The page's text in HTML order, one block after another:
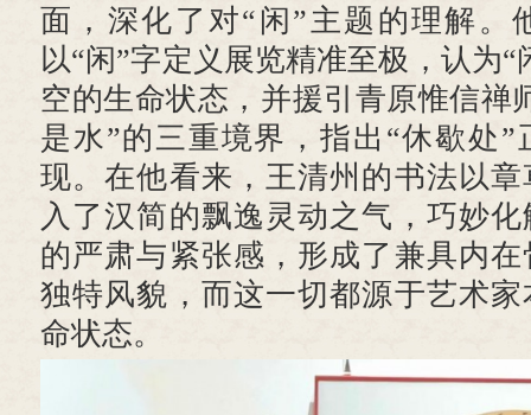
面，深化了对“闲”主题的理解。
以“闲”字定义展览精准至极，认为
空的生命状态，并援引青原惟信禅
是水”的三重境界，指出“休歇处”
现。在他看来，王清州的书法以
入了汉简的飘逸灵动之气，巧妙
的严肃与紧张感，形成了兼具内
独特风貌，而这一切都源于艺术
命状态。